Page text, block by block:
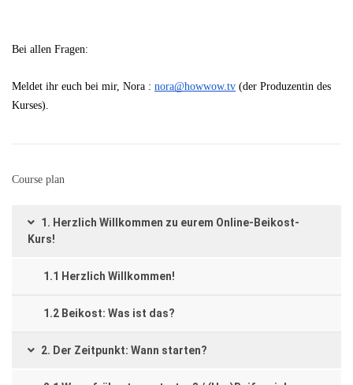
Bei allen Fragen:
Meldet ihr euch bei mir, Nora : nora@howwow.tv (der Produzentin des
Kurses).
Course plan
1. Herzlich Willkommen zu eurem Online-Beikost-
Kurs!
1.1 Herzlich Willkommen!
1.2 Beikost: Was ist das?
2. Der Zeitpunkt: Wann starten?